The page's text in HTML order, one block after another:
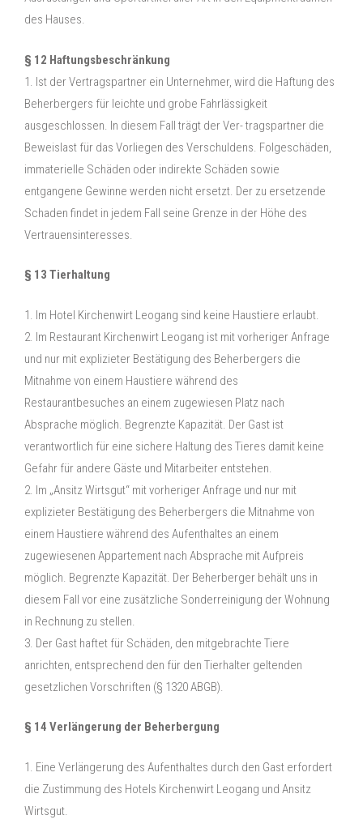
des Hauses.
§ 12 Haftungsbeschränkung
1. Ist der Vertragspartner ein Unternehmer, wird die Haftung des
Beherbergers für leichte und grobe Fahrlässigkeit
ausgeschlossen. In diesem Fall trägt der Ver- tragspartner die
Beweislast für das Vorliegen des Verschuldens. Folgeschäden,
immaterielle Schäden oder indirekte Schäden sowie
entgangene Gewinne werden nicht ersetzt. Der zu ersetzende
Schaden findet in jedem Fall seine Grenze in der Höhe des
Vertrauensinteresses.
§ 13 Tierhaltung
1. Im Hotel Kirchenwirt Leogang sind keine Haustiere erlaubt.
2. Im Restaurant Kirchenwirt Leogang ist mit vorheriger Anfrage
und nur mit explizieter Bestätigung des Beherbergers die
Mitnahme von einem Haustiere während des
Restaurantbesuches an einem zugewiesen Platz nach
Absprache möglich. Begrenzte Kapazität. Der Gast ist
verantwortlich für eine sichere Haltung des Tieres damit keine
Gefahr für andere Gäste und Mitarbeiter entstehen.
2. Im „Ansitz Wirtsgut“ mit vorheriger Anfrage und nur mit
explizieter Bestätigung des Beherbergers die Mitnahme von
einem Haustiere während des Aufenthaltes an einem
zugewiesenen Appartement nach Absprache mit Aufpreis
möglich. Begrenzte Kapazität. Der Beherberger behält uns in
diesem Fall vor eine zusätzliche Sonderreinigung der Wohnung
in Rechnung zu stellen.
3. Der Gast haftet für Schäden, den mitgebrachte Tiere
anrichten, entsprechend den für den Tierhalter geltenden
gesetzlichen Vorschriften (§ 1320 ABGB).
§ 14 Verlängerung der Beherbergung
1. Eine Verlängerung des Aufenthaltes durch den Gast erfordert
die Zustimmung des Hotels Kirchenwirt Leogang und Ansitz
Wirtsgut.